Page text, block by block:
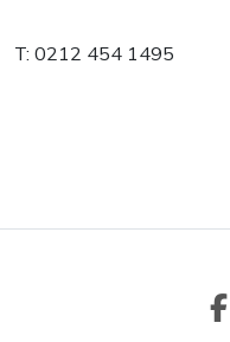
T: 0212 454 1495